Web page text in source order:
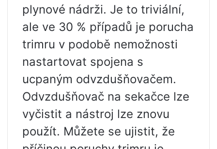
plynové nádrži. Je to triviální,
ale ve 30 % případů je porucha
trimru v podobě nemožnosti
nastartovat spojena s
ucpaným odvzdušňovačem.
Odvzdušňovač na sekačce lze
vyčistit a nástroj lze znovu
použít. Můžete se ujistit, že